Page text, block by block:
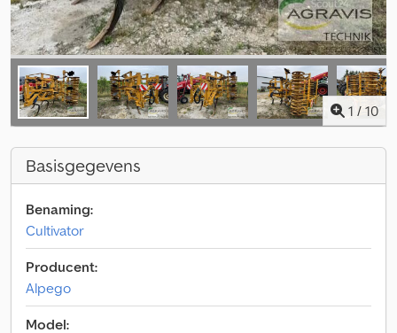
1 / 10
Basisgegevens
Benaming:
Cultivator
Producent:
Alpego
Model: